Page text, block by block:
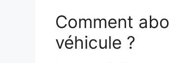
Comment
véhicule ?